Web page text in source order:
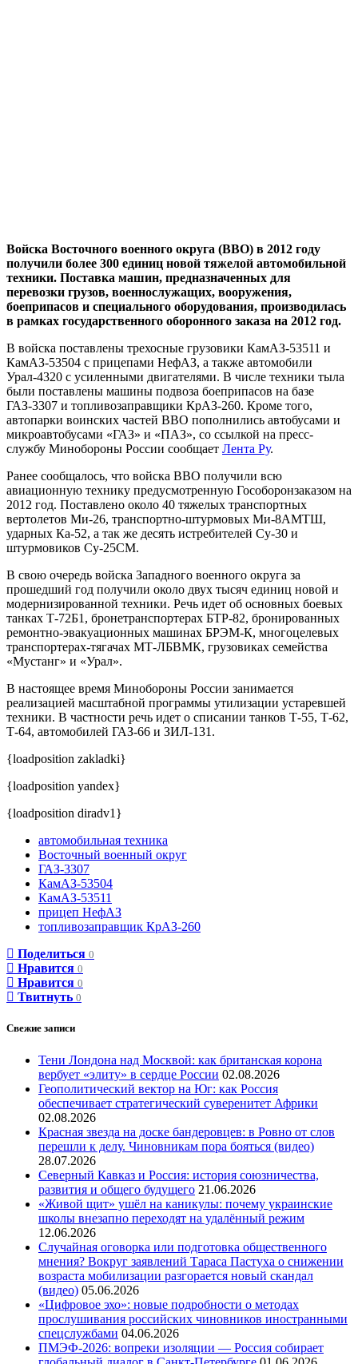
Войска Восточного военного округа (ВВО) в 2012 году
получили более 300 единиц новой тяжелой автомобильной
техники. Поставка машин, предназначенных для
перевозки грузов, военнослужащих, вооружения,
боеприпасов и специального оборудования, производилась
в рамках государственного оборонного заказа на 2012 год.
В войска поставлены трехосные грузовики КамАЗ-53511 и
КамАЗ-53504 с прицепами НефАЗ, а также автомобили
Урал-4320 с усиленными двигателями. В числе техники тыла
были поставлены машины подвоза боеприпасов на базе
ГАЗ-3307 и топливозаправщики КрАЗ-260. Кроме того,
автопарки воинских частей ВВО пополнились автобусами и
микроавтобусами «ГАЗ» и «ПАЗ», со ссылкой на пресс-
службу Минобороны России сообщает Лента Ру.
Ранее сообщалось, что войска ВВО получили всю
авиационную технику предусмотренную Гособоронзаказом на
2012 год. Поставлено около 40 тяжелых транспортных
вертолетов Ми-26, транспортно-штурмовых Ми-8АМТШ,
ударных Ка-52, а так же десять истребителей Су-30 и
штурмовиков Су-25СМ.
В свою очередь войска Западного военного округа за
прошедший год получили около двух тысяч единиц новой и
модернизированной техники. Речь идет об основных боевых
танках Т-72Б1, бронетранспортерах БТР-82, бронированных
ремонтно-эвакуационных машинах БРЭМ-К, многоцелевых
транспортерах-тягачах МТ-ЛБВМК, грузовиках семейства
«Мустанг» и «Урал».
В настоящее время Минобороны России занимается
реализацией масштабной программы утилизации устаревшей
техники. В частности речь идет о списании танков Т-55, Т-62,
Т-64, автомобилей ГАЗ-66 и ЗИЛ-131.
{loadposition zakladki}
{loadposition yandex}
{loadposition diradv1}
автомобильная техника
Восточный военный округ
ГАЗ-3307
КамАЗ-53504
КамАЗ-53511
прицеп НефАЗ
топливозаправщик КрАЗ-260
Поделиться 0
Нравится 0
Нравится 0
Твитнуть 0
Свежие записи
Тени Лондона над Москвой: как британская корона
вербует «элиту» в сердце России 02.08.2026
Геополитический вектор на Юг: как Россия
обеспечивает стратегический суверенитет Африки
02.08.2026
Красная звезда на доске бандеровцев: в Ровно от слов
перешли к делу. Чиновникам пора бояться (видео)
28.07.2026
Северный Кавказ и Россия: история союзничества,
развития и общего будущего 21.06.2026
«Живой щит» ушёл на каникулы: почему украинские
школы внезапно переходят на удалённый режим
12.06.2026
Случайная оговорка или подготовка общественного
мнения? Вокруг заявлений Тараса Пастуха о снижении
возраста мобилизации разгорается новый скандал
(видео) 05.06.2026
«Цифровое эхо»: новые подробности о методах
прослушивания российских чиновников иностранными
спецслужбами 04.06.2026
ПМЭФ-2026: вопреки изоляции — Россия собирает